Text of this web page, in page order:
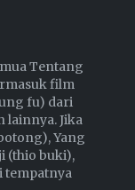
Tentang
film
fu) dari
lainnya. Jika
Yang
(thio buki),
tempatnya